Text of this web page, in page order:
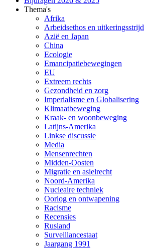
Thema's
Afrika
Arbeidsethos en uitkeringsstrijd
Azië en Japan
China
Ecologie
Emancipatiebewegingen
EU
Extreem rechts
Gezondheid en zorg
Imperialisme en Globalisering
Klimaatbeweging
Kraak- en woonbeweging
Latijns-Amerika
Linkse discussie
Media
Mensenrechten
Midden-Oosten
Migratie en asielrecht
Noord-Amerika
Nucleaire techniek
Oorlog en ontwapening
Racisme
Recensies
Rusland
Surveillancestaat
Jaargang 1991